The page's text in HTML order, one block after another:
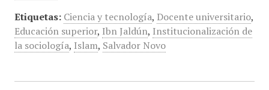
Etiquetas: Ciencia y tecnología, Docente universitario,
Educación superior, Ibn Jaldún, Institucionalización de
la sociología, Islam, Salvador Novo